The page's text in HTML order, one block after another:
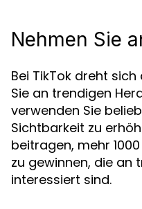
Nehmen Sie
Bei TikTok dreht
Sie an trendigen
verwenden Sie
Sichtbarkeit zu
beitragen, mehr
zu gewinnen, die an
interessiert sind.